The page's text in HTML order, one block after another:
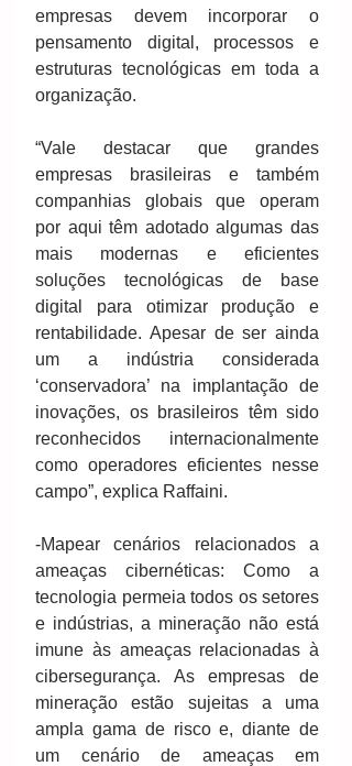
empresas devem incorporar o
pensamento digital, processos e
estruturas tecnológicas em toda a
organização.
“Vale destacar que grandes
empresas brasileiras e também
companhias globais que operam
por aqui têm adotado algumas das
mais modernas e eficientes
soluções tecnológicas de base
digital para otimizar produção e
rentabilidade. Apesar de ser ainda
um a indústria considerada
‘conservadora’ na implantação de
inovações, os brasileiros têm sido
reconhecidos internacionalmente
como operadores eficientes nesse
campo”, explica Raffaini.
-Mapear cenários relacionados a
ameaças cibernéticas: Como a
tecnologia permeia todos os setores
e indústrias, a mineração não está
imune às ameaças relacionadas à
cibersegurança. As empresas de
mineração estão sujeitas a uma
ampla gama de risco e, diante de
um cenário de ameaças em